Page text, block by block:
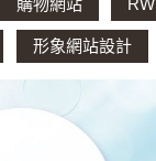
購物網站
形象網站設計